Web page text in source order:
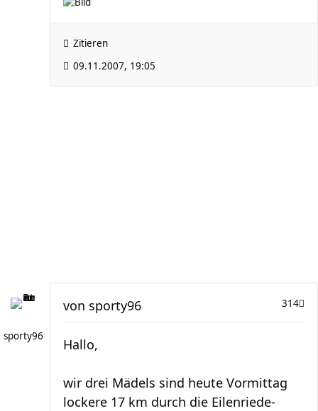
Zitieren
09.11.2007, 19:05
sporty96
314
von sporty96
Hallo,
wir drei Mädels sind heute Vormittag
lockere 17 km durch die Eilenriede-